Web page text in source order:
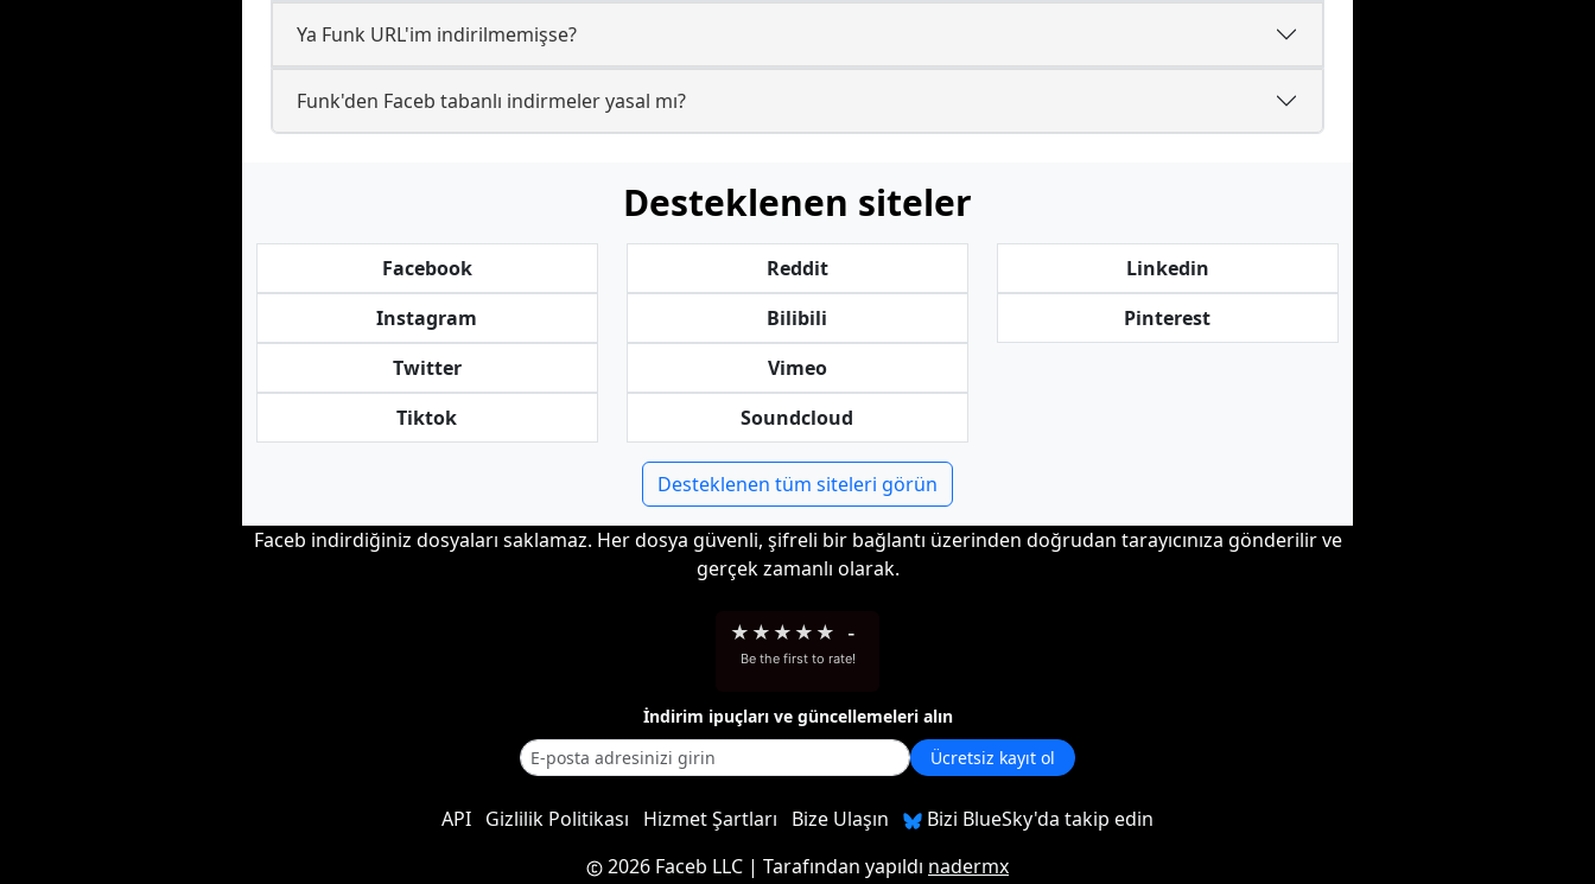
Ya Funk URL'im indirilmemişse?
Funk'den Faceb tabanlı indirmeler yasal mı?
Desteklenen siteler
Facebook
Instagram
Twitter
Tiktok
Reddit
Bilibili
Vimeo
Soundcloud
Linkedin
Pinterest
Desteklenen tüm siteleri görün
Faceb indirdiğiniz dosyaları saklamaz. Her dosya güvenli, şifreli bir bağlantı üzerinden doğrudan tarayıcınıza gönderilir ve
gerçek zamanlı olarak.
★ ★ ★ ★ ★ -
Be the first to rate!
İndirim ipuçları ve güncellemeleri alın
Ücretsiz kayıt ol
API Gizlilik Politikası Hizmet Şartları Bize Ulaşın
Bizi BlueSky'da takip edin
2026 Faceb LLC | Tarafından yapıldı nadermx